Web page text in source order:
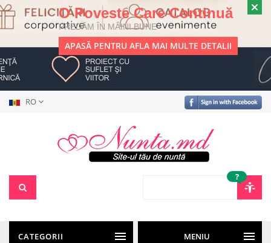
O Poveste Care Continuă
PREDĂM ÎN MÂINI BUNE
APASĂ PENTRU AFLA MAI MULTE DETALII
RO
?
CATEGORII MENIU